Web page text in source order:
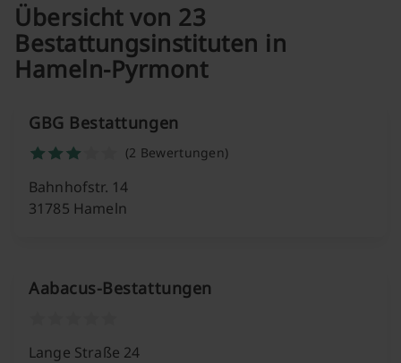
Übersicht von 23
Bestattungsinstituten in
Hameln-Pyrmont
GBG Bestattungen
(2 Bewertungen)
Bahnhofstr. 14
31785 Hameln
Aabacus-Bestattungen
Lange Straße 24